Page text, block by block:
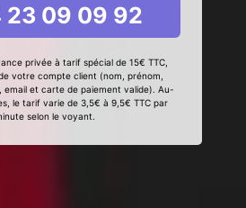
09 09 92
privée à tarif spécial de 15€ TTC,
votre compte client (nom, prénom,
email et carte de paiement valide). Au-
le tarif varie de 3,5€ à 9,5€ TTC par
selon le voyant.